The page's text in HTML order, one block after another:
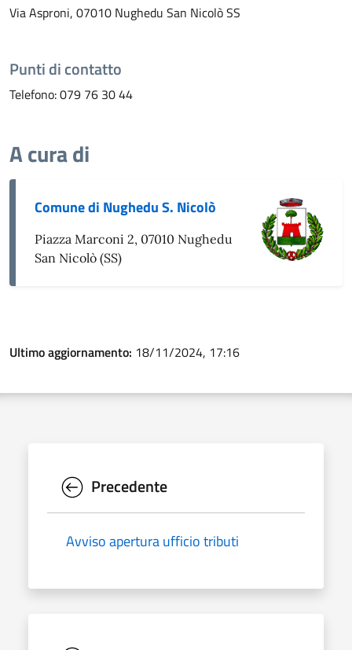
Via Asproni, 07010 Nughedu San Nicolò SS
Punti di contatto
Telefono: 079 76 30 44
A cura di
Comune di Nughedu S. Nicolò
Piazza Marconi 2, 07010 Nughedu
San Nicolò (SS)
Ultimo aggiornamento: 18/11/2024, 17:16
Precedente
Avviso apertura ufficio tributi